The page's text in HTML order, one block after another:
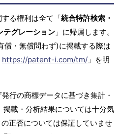
る権利は全て「統合特許検索・
テグレーション 」に帰属します。
償・無償問わず)に掲載する際は
https://patent-i.com/tm/ 」を明
行の商標データに基づき集計・
載・分析結果については十分気
正否については保証していませ